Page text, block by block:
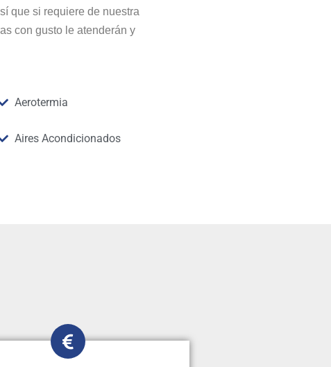
que si requiere de nuestra
con gusto le atenderán y
Aerotermia
Aires Acondicionados